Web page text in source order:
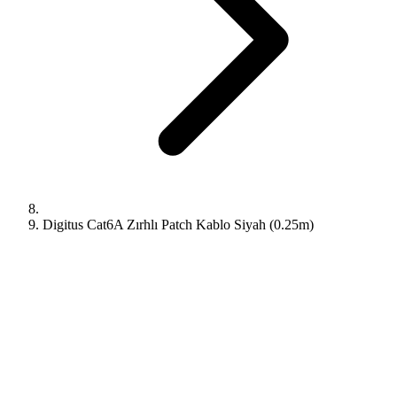
Digitus Cat6A Zırhlı Patch Kablo Siyah (0.25m)